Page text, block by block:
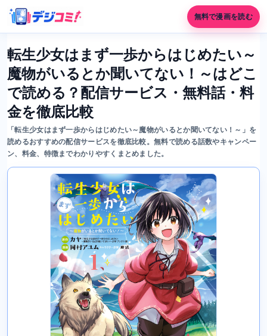
無料で漫画を読む
転生少女はまず一歩からはじめたい～
魔物がいるとか聞いてない！～はどこ
で読める？配信サービス・無料話・料
金を徹底比較
「転生少女はまず一歩からはじめたい～魔物がいるとか聞いてない！～」を
読めるおすすめの配信サービスを徹底比較。無料で読める話数やキャンペー
ン、料金、特徴までわかりやすくまとめました。